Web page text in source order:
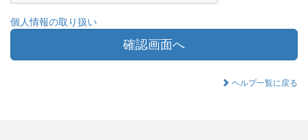
個人情報の取り扱い
確認画面へ
ヘルプ一覧に戻る